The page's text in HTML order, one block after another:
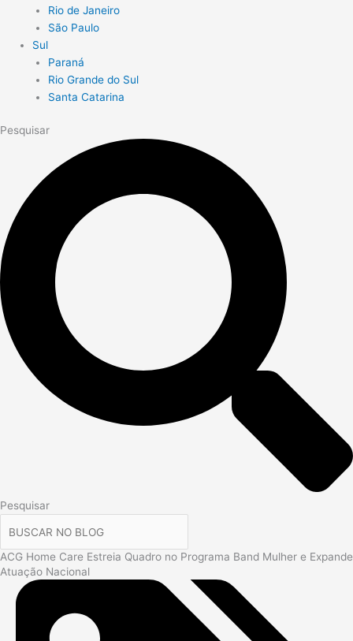
Rio de Janeiro
São Paulo
Sul
Paraná
Rio Grande do Sul
Santa Catarina
Pesquisar
Pesquisar
ACG Home Care Estreia Quadro no Programa Band Mulher e Expande
Atuação Nacional